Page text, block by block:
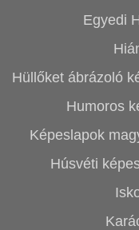
Egyedi
Hüllőket ábrázoló
Humoros
Képeslapok
Húsvéti